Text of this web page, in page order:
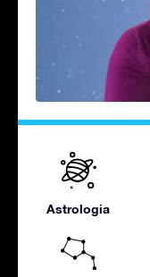
Astrologia